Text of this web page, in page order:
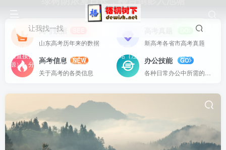
让我找一找
站内资源基本上都是一线教学实际使用的资源，配有WORD版本，可以下载
后直接打印使用。也欢迎更多老师加盟网站（注册登录成为用户就可以发布资
源），分享更好、更多的教学资源。
高考数据
山东高考历年来的数据
新高考各省市高考真题
高考信息
NEW
关于高考的各类信息
办公技能
GO